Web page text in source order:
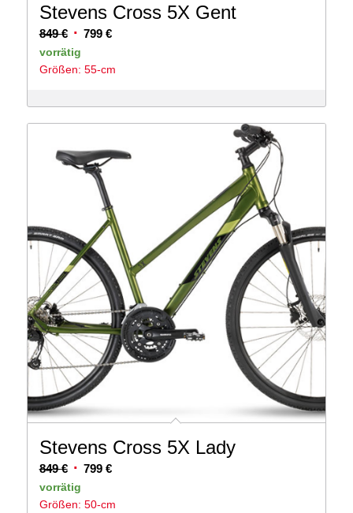
Stevens Cross 5X Gent
849€ Ursprünglicher
Preis
war:
799 €Aktueller
ist:
vorrätig
Größen: 55-cm
Stevens Cross 5X Lady
849€ Ursprünglicher
Preis
war:
799 €Aktueller
ist:
vorrätig
Größen: 50-cm